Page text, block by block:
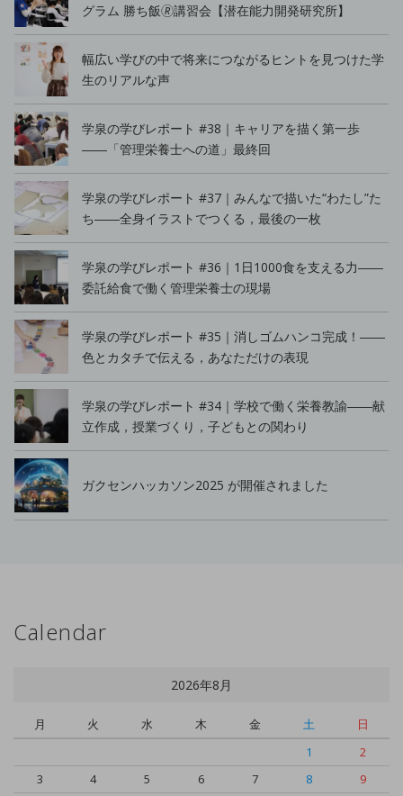
グラム 勝ち飯🄬講習会【潜在能力開発研究所】
幅広い学びの中で将来につながるヒントを見つけた学
生のリアルな声
学泉の学びレポート #38｜キャリアを描く第一歩
――「管理栄養士への道」最終回
学泉の学びレポート #37｜みんなで描いた“わたし”た
ち――全身イラストでつくる，最後の一枚
学泉の学びレポート #36｜1日1000食を支える力――
委託給食で働く管理栄養士の現場
学泉の学びレポート #35｜消しゴムハンコ完成！――
色とカタチで伝える，あなただけの表現
学泉の学びレポート #34｜学校で働く栄養教諭――献
立作成，授業づくり，子どもとの関わり
ガクセンハッカソン2025 が開催されました
Calendar
2026年8月
月 火 水 木 金 土
日
1
2
3
4 5 6 7 8
9